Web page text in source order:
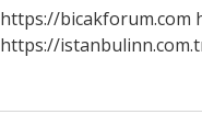
https://bicakforum.com
https://